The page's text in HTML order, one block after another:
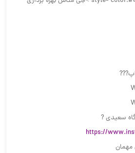
سعیدی ?
https://
مهمان